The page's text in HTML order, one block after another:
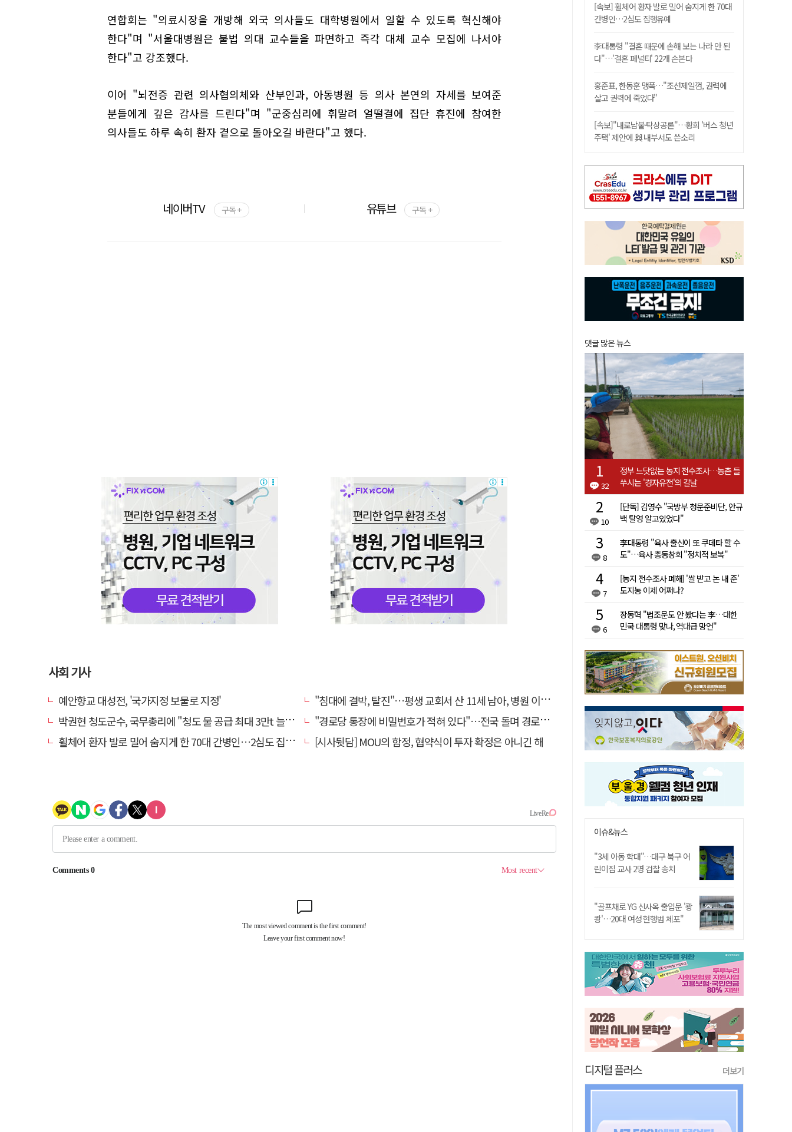
연합회는 "의료시장을 개방해 외국 의사들도 대학병원에서 일할 수 있도록 혁신해야
한다"며 "서울대병원은 불법 의대 교수들을 파면하고 즉각 대체 교수 모집에 나서야
한다"고 강조했다.
이어 "뇌전증 관련 의사협의체와 산부인과, 아동병원 등 의사 본연의 자세를 보여준
분들에게 깊은 감사를 드린다"며 "군중심리에 휘말려 얼떨결에 집단 휴진에 참여한
의사들도 하루 속히 환자 곁으로 돌아오길 바란다"고 했다.
네이버TV 구독 + 유튜브 구독 +
사회 기사
예안향교 대성전, '국가지정 보물로 지정'
"침대에 결박, 탈진"…평생 교회서 산 11세 남아, 병원 이송 끝 숨져
박권현 청도군수, 국무총리에 "청도 물 공급 최대 3만t 늘려달라"
"경로당 통장에 비밀번호가 적혀 있다"…전국 돌며 경로당 13곳 턴 30대 구속
휠체어 환자 발로 밀어 숨지게 한 70대 간병인…2심도 집행유예
[시사뒷담] MOU의 함정, 협약식이 투자 확정은 아니긴 해
[속보] 휠체어 환자 발로 밀어 숨지게 한 70대
간병인…2심도 집행유예
李대통령 "결혼 때문에 손해 보는 나라 안 된
다"…'결혼 페널티' 22개 손본다
홍준표, 한동훈 맹폭…"조선제일껌, 권력에
살고 권력에 죽었다"
[속보]"내로남불·탁상공론"…황희 '버스 청년
주택' 제안에 與 내부서도 쓴소리
댓글 많은 뉴스
32
정부 느닷없는 농지 전수조사…농촌 들
쑤시는 '경자유전'의 칼날
10
[단독] 김영수 "국방부 청문준비단, 안규
백 탈영 알고있었다"
8
李대통령 "육사 출신이 또 쿠데타 할 수
도"…육사 총동창회 "정치적 보복"
7
[농지 전수조사 폐해] '쌀 받고 논 내 준'
도지농 이제 어쩌나?
6
장동혁 "법조문도 안 봤다는 李…대한
민국 대통령 맞나, 역대급 망언"
이슈&뉴스
"3세 아동 학대"…대구 북구 어
린이집 교사 2명 검찰 송치
"골프채로 YG 신사옥 출입문 '쾅
쾅'…20대 여성 현행범 체포"
디지털 플러스 더보기